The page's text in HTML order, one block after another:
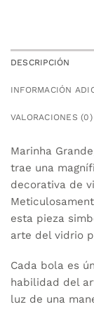
DESCRIPCIÓN
INFORMACIÓN
VALORACIONES (0)
Marinha
trae una
decorativa de
esta pieza
arte del vidrio
Cada bola es
habilidad del
luz de una